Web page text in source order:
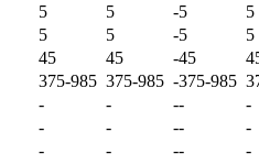
5 5 -5
5
5 5 -5
5
45 45 -45
375-985 375-985 -375-985
- - --
-
- - --
-
- - -- -